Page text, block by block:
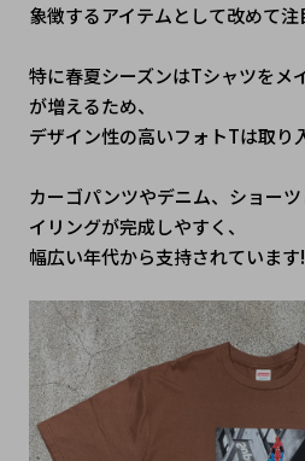
象徴するアイテムとして改めて注
特に春夏シーズンはTシャツをメ
が増えるため、
デザイン性の高いフォトTは取り
カーゴパンツやデニム、ショー
イリングが完成しやすく、
幅広い年代から支持されています